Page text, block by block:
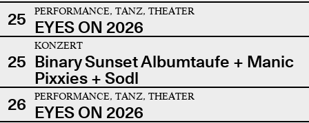
25 PERFORMANCE, TANZ, THEATER
EYES ON 2026
25
KONZERT
Binary Sunset Albumtaufe + Manic
Pixxies + Sodl
26
PERFORMANCE, TANZ, THEATER
EYES ON 2026